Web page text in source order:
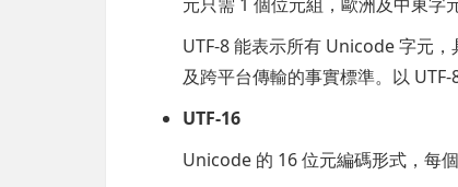
UTF-8 能表示所有 Unicode 字元
及跨平台傳輸的事實標準。以
UTF-16
Unicode 的 16 位元編碼形式，每